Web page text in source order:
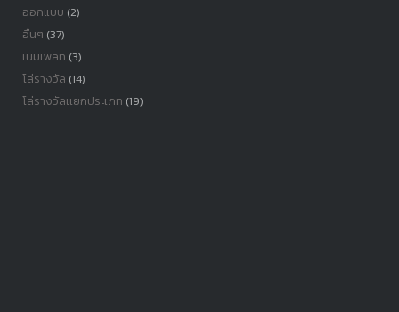
ออกแบบ (2)
อื่นๆ (37)
เนมเพลท (3)
โล่รางวัล (14)
โล่รางวัลเเยกประเภท (19)